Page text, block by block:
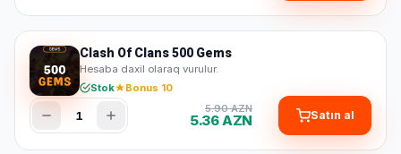
Clash Of Clans 500 Gems
Hesaba daxil olaraq vurulur.
Stok
Bonus 10
1 5.90 AZN
5.36 AZN Satın al